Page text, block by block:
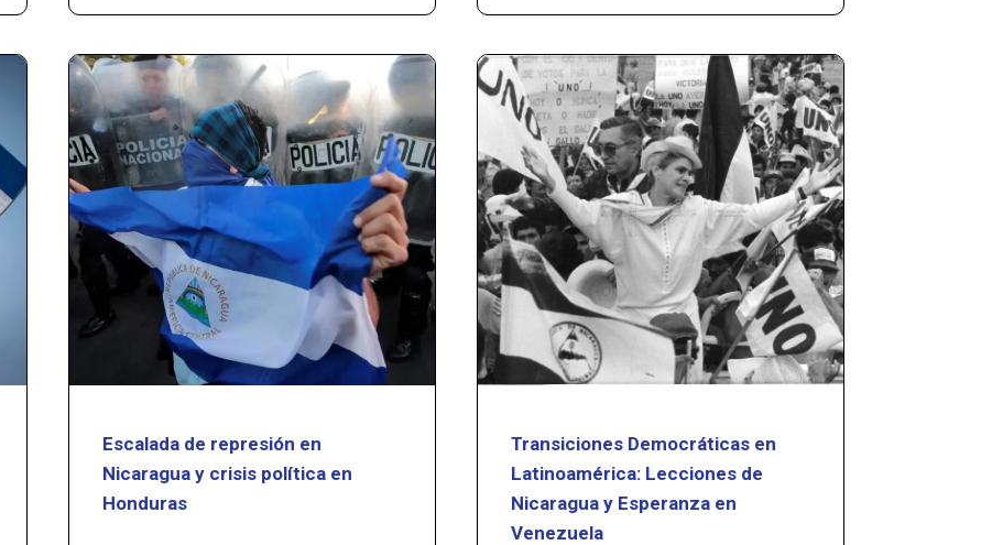
Escalada de represión en
Nicaragua y crisis política en
Honduras
Transiciones Democráticas en
Latinoamérica: Lecciones de
Nicaragua y Esperanza en
Venezuela